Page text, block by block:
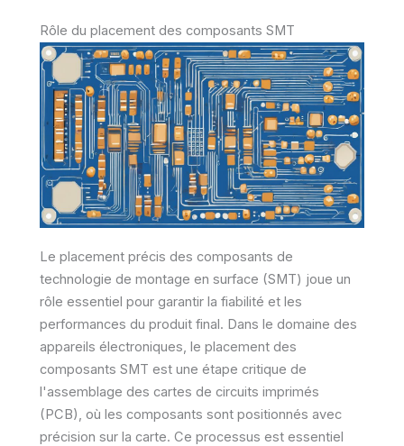
Rôle du placement des composants SMT
Le placement précis des composants de
technologie de montage en surface (SMT) joue un
rôle essentiel pour garantir la fiabilité et les
performances du produit final. Dans le domaine des
appareils électroniques, le placement des
composants SMT est une étape critique de
l'assemblage des cartes de circuits imprimés
(PCB), où les composants sont positionnés avec
précision sur la carte. Ce processus est essentiel